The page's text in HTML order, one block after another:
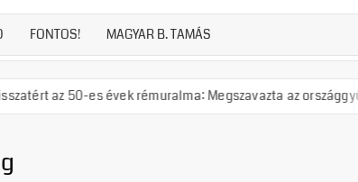
FONTOS! MAGYAR B. TAMÁS
es évek rémuralma: Megszavazta az országgyűlés a